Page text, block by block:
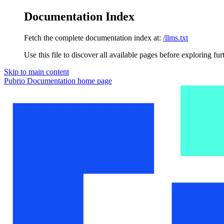
Documentation Index
Fetch the complete documentation index at: /llms.txt
Use this file to discover all available pages before exploring
Skip to main content
Pubrio Documentation home page